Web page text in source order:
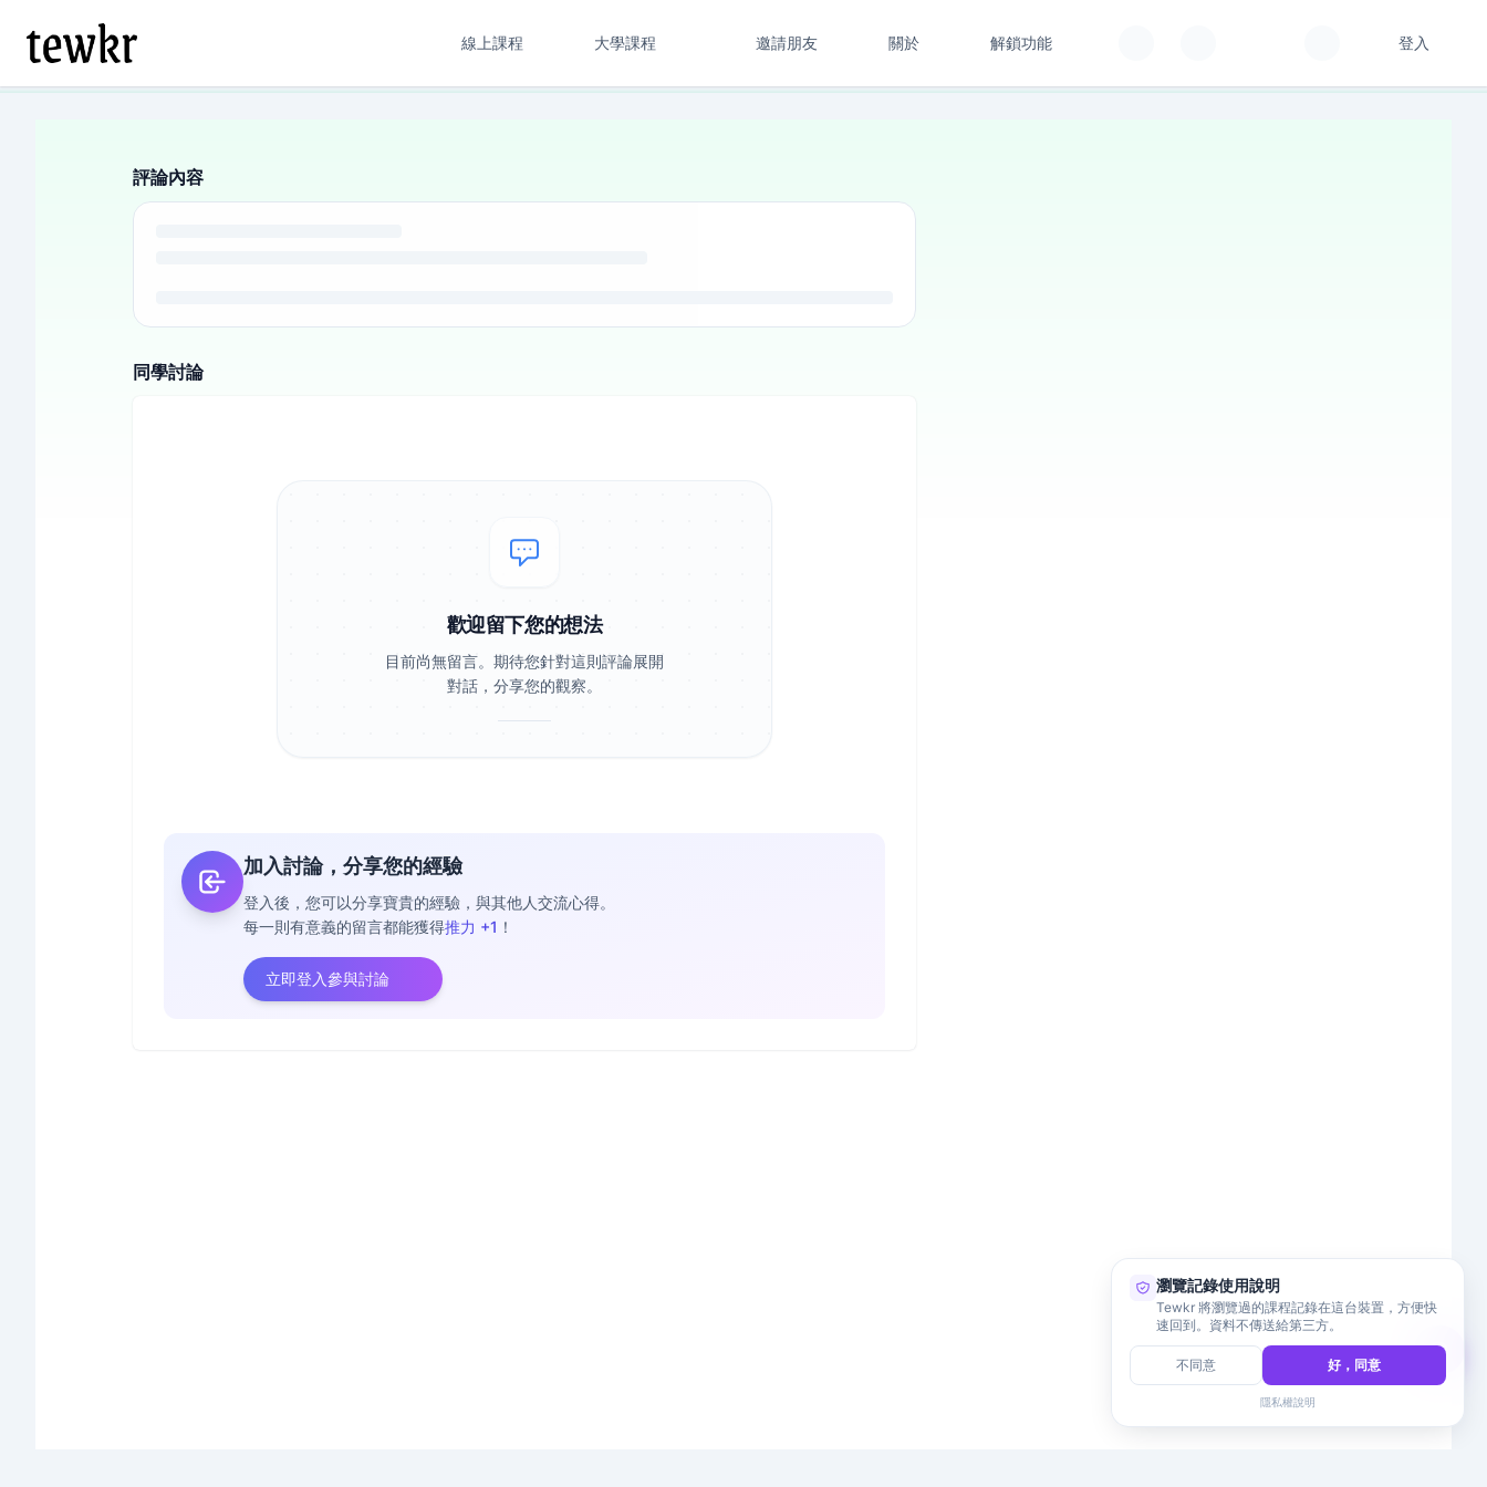
線上課程 大學課程 邀請朋友 關於 解鎖功能 登入
評論內容
同學討論
歡迎留下您的想法
目前尚無留言。期待您針對這則評論展開
對話，分享您的觀察。
加入討論，分享您的經驗
登入後，您可以分享寶貴的經驗，與其他人交流心得。
每一則有意義的留言都能獲得推力 +1 ！
立即登入參與討論
瀏覽記錄使用說明
Tewkr 將瀏覽過的課程記錄在這台裝置，方便快
速回到。資料不傳送給第三方。
不同意 好，同意
隱私權說明